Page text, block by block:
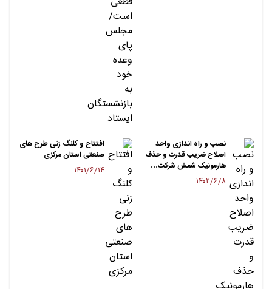
نصب و راه اندازی واحد
اصلاح ضریب قدرت و حذف
هارمونیک شمش شرکت…
۱۴۰۲/۶/۸
افتتاح و کلنگ زنی طرح های
صنعتی استان مرکزی
۱۴۰۱/۶/۱۴